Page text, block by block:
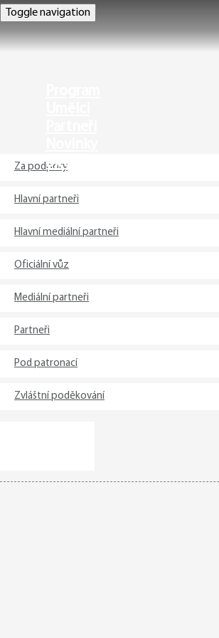
Toggle navigation
Info
Za podpory
Hlavní partneři
Hlavní mediální partneři
Oficiální vůz
Mediální partneři
Partneři
Pod patronací
Zvláštní poděkování